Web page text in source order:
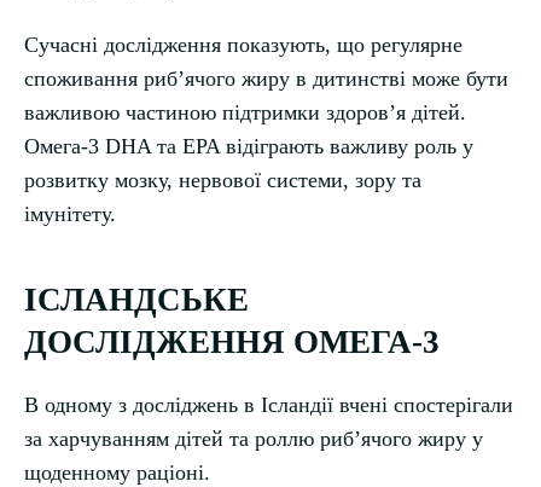
Сучасні дослідження показують, що регулярне
споживання рибʼячого жиру в дитинстві може бути
важливою частиною підтримки здоровʼя дітей.
Омега-3 DHA та EPA відіграють важливу роль у
розвитку мозку, нервової системи, зору та
імунітету.
ІСЛАНДСЬКЕ
ДОСЛІДЖЕННЯ ОМЕГА-3
В одному з досліджень в Ісландії вчені спостерігали
за харчуванням дітей та роллю рибʼячого жиру у
щоденному раціоні.